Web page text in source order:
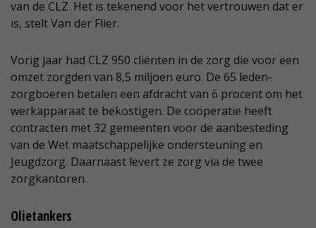
van de CLZ. Het is tekenend voor het vertrouwen dat er
is, stelt Van der Flier.
Vorig jaar had CLZ 950 cliënten in de zorg die voor een
omzet zorgden van 8,5 miljoen euro. De 65 leden-
zorgboeren betalen een afdracht van 6 procent om het
werkapparaat te bekostigen. De coöperatie heeft
contracten met 32 gemeenten voor de aanbesteding
van de Wet maatschappelijke ondersteuning en
Jeugdzorg. Daarnaast levert ze zorg via de twee
zorgkantoren.
Olietankers